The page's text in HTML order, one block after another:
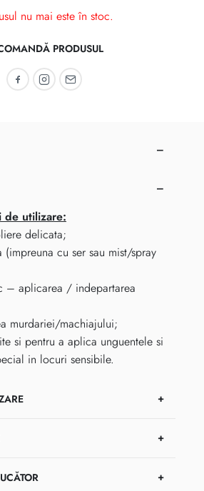
nu mai este în stoc.
PRODUSUL
Recomandă pe Facebook
Recomandă pe Instagram
Recomandă prin email
de utilizare:
delicata;
cu ser sau mist/spray
– aplicarea / indepartarea
murdariei/machiajului;
si pentru a aplica unguentele si
in locuri sensibile.